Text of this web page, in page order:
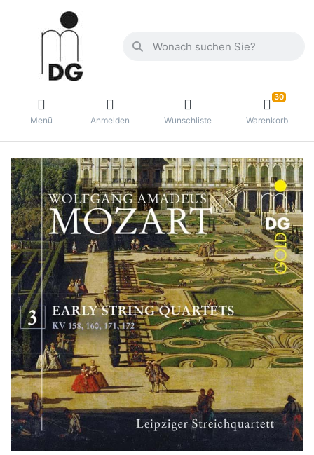
Menü Anmelden Wunschliste
30
Warenkorb